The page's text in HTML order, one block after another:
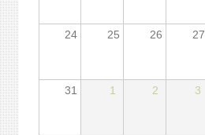
24 25 26 27
31 1 2 3